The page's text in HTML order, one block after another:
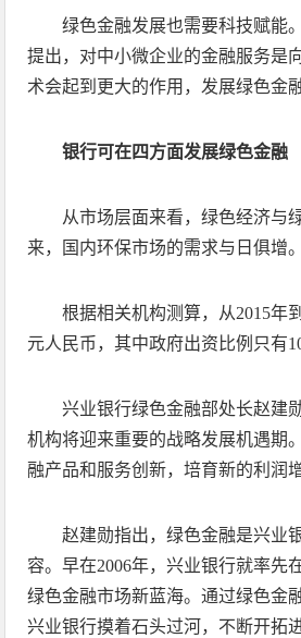
绿色金融发展也需要科技赋能
提出，对中小微企业的金融服务是
术会起到更大的作用，发展绿色金
银行可在四方面发展绿色金融
从市场层面来看，绿色经济与
来，国内环保市场的需求与日俱增。
根据相关机构测算，从2015年
元人民币，其中政府出资比例只有
兴业银行绿色金融部处长赵建
机构将迎来重要的战略发展机遇期
融产品和服务创新，培育新的利润
赵建勋指出，绿色金融是兴业
容。早在2006年，兴业银行就率先
绿色金融市场新蓝海。通过绿色金
兴业银行摸着石头过河，不断开拓